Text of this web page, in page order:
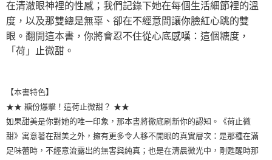
在清澈眼神裡的性感；我們記錄下她在每個生活細節裡的溫
度，以及那雙總是無辜、卻在不經意間讓你臉紅心跳的雙
眼。翻開這本書，你將會忍不住從心底感嘆：這個糖度，
「荷」止微甜。
【本書特色】
★★ 糖份爆擊！這荷止微甜？ ★★
如果甜美是你對她的唯一印象，那本書將徹底刷新你的認知。《荷止微
甜》寓意著在甜美之外，擁有更多令人移不開眼的真實層次：是那種在滿
足味蕾時，不經意流露出的無害與純真；也是在清晨微光中，剛甦醒時那